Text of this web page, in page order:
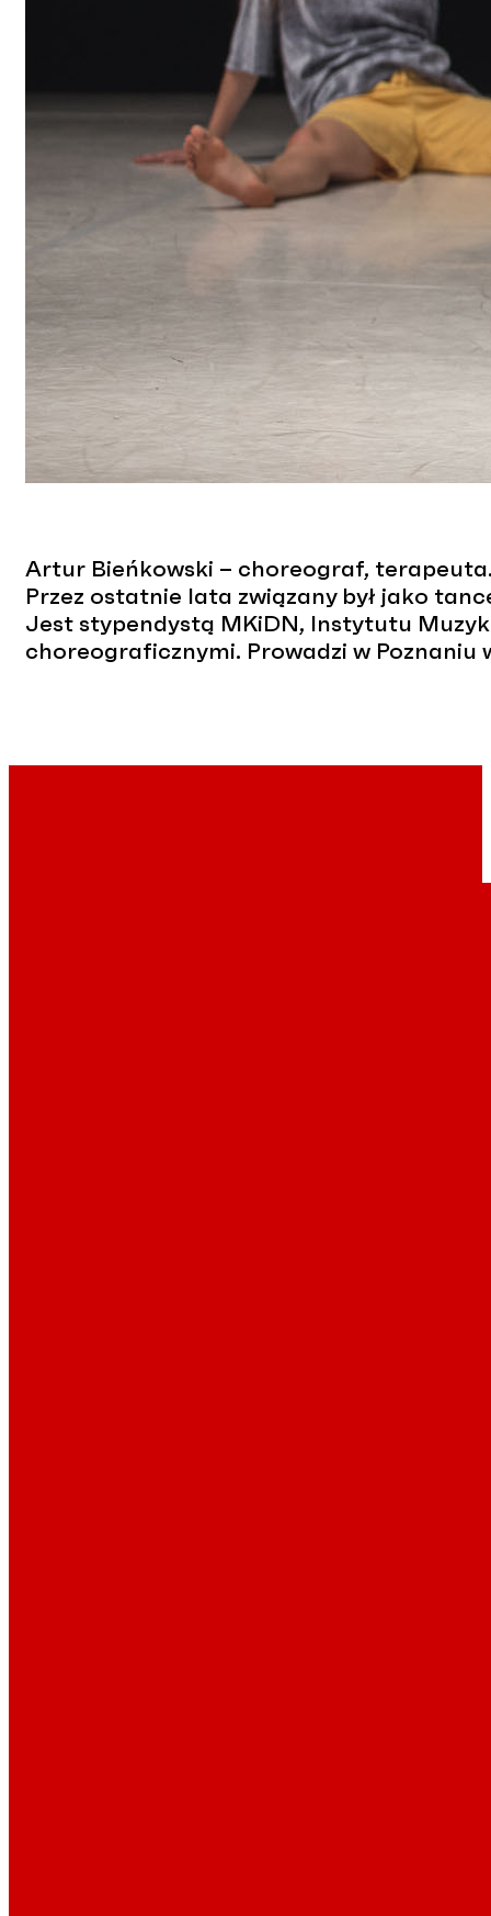
Artur Bieńkowski – choreograf,
Przez ostatnie lata związany był jako
Jest stypendystą MKiDN, Instytutu
choreograficznymi. Prowadzi w